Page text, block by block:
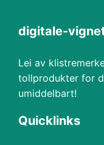
digitale-
Lei av
tollprodukter for
umiddelbart!
Quicklinks